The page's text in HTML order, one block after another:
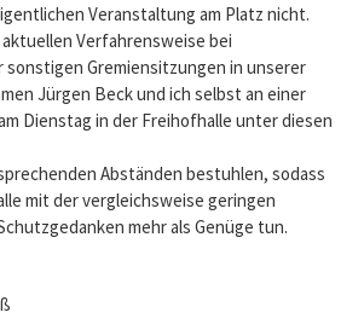
Veranstaltung am Platz nicht.
Verfahrensweise bei
sonstigen Gremiensitzungen in unserer
Jürgen Beck und ich selbst an einer
Dienstag in der Freihofhalle unter diesen
Abständen bestuhlen, sodass
mit der vergleichsweise geringen
mehr als Genüge tun.